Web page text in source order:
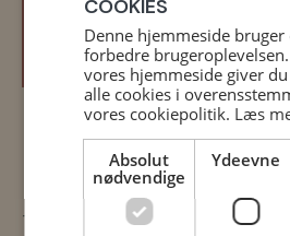
hjermind@uni10.dk
TRE SPOR
COOKIES
Denne hjemmeside
forbedre
vores hjemmeside giver
alle cookies i
vores cookiepolitik. Læs
Absolut
nødvendige
Ydeevne